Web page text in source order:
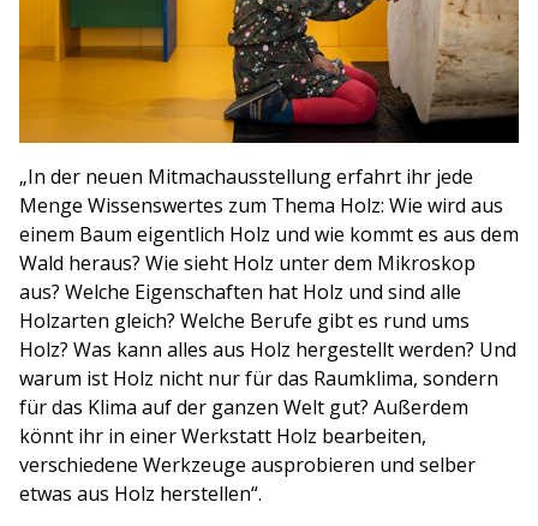
„In der neuen Mitmachausstellung erfahrt ihr jede
Menge Wissenswertes zum Thema Holz: Wie wird aus
einem Baum eigentlich Holz und wie kommt es aus dem
Wald heraus? Wie sieht Holz unter dem Mikroskop
aus? Welche Eigenschaften hat Holz und sind alle
Holzarten gleich? Welche Berufe gibt es rund ums
Holz? Was kann alles aus Holz hergestellt werden? Und
warum ist Holz nicht nur für das Raumklima, sondern
für das Klima auf der ganzen Welt gut? Außerdem
könnt ihr in einer Werkstatt Holz bearbeiten,
verschiedene Werkzeuge ausprobieren und selber
etwas aus Holz herstellen“.